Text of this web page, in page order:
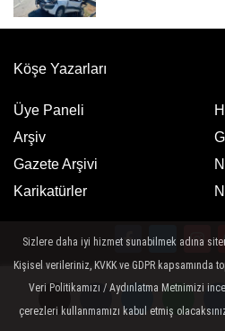
Köşe Yazarları
Üye Paneli
Arşiv
Gazete Arşivi
Karikatürler
ücretsiz indirin
Sizlere daha iyi hizmet sunabilmek adına
Kişisel verileriniz, KVKK ve GDPR kapsamında
Veri Politikamızı / Aydınlatma Metnimizi
çerezleri kullanmamızı kabul etmiş